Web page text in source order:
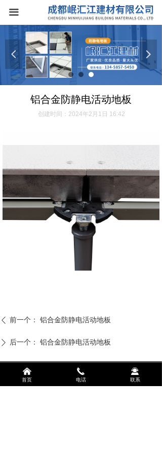
넳 넲
끀
首页
关于我们
产品中心
防静电地板
新闻资讯铝合金防静电活动地板
ꄴ 前一个： 铝合金防静电活动地板
ꄲ 后一个： 铝合金防静电活动地板
创建时间： 2024年2月1日 16:42
联系人：吕经理
낀
首页
끅
电话
끤
联系